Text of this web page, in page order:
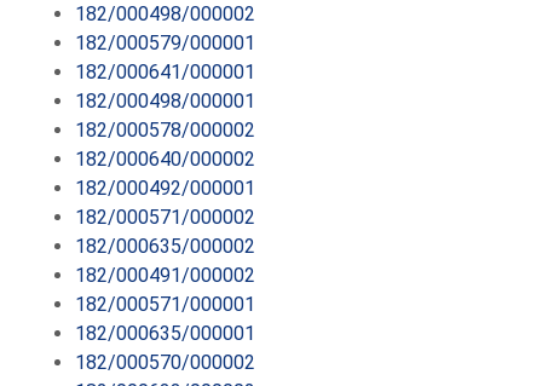
182/000498/000002
182/000579/000001
182/000641/000001
182/000498/000001
182/000578/000002
182/000640/000002
182/000492/000001
182/000571/000002
182/000635/000002
182/000491/000002
182/000571/000001
182/000635/000001
182/000570/000002